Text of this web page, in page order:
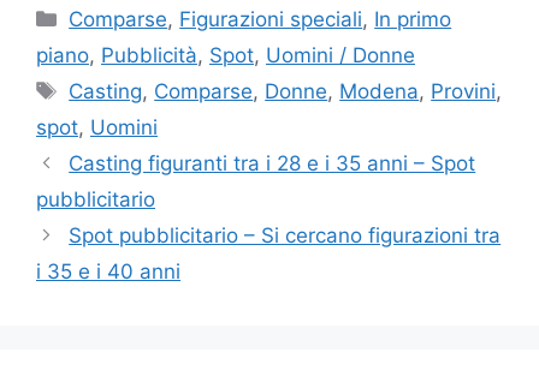
Categorie
Comparse, Figurazioni speciali, In primo
piano, Pubblicità, Spot, Uomini / Donne
Tag
Casting, Comparse, Donne, Modena, Provini,
spot, Uomini
Casting figuranti tra i 28 e i 35 anni – Spot
pubblicitario
Spot pubblicitario – Si cercano figurazioni tra
i 35 e i 40 anni